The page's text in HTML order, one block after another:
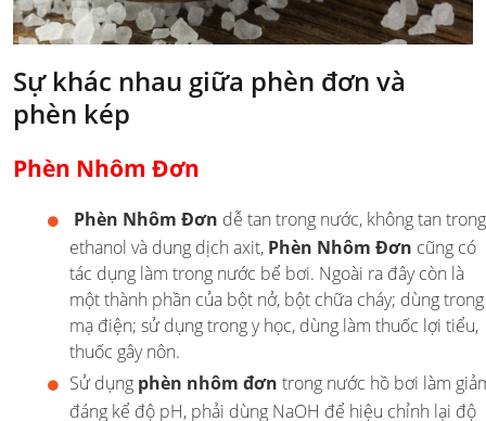
Sự khác nhau giữa phèn đơn và
phèn kép
Phèn Nhôm Đơn
Phèn Nhôm Đơn dễ tan trong nước, không tan trong
ethanol và dung dịch axit, Phèn Nhôm Đơn cũng có
tác dụng làm trong nước bể bơi. Ngoài ra đây còn là
một thành phần của bột nở, bột chữa cháy; dùng trong
mạ điện; sử dụng trong y học, dùng làm thuốc lợi tiểu,
thuốc gây nôn.
Sử dụng phèn nhôm đơn trong nước hồ bơi làm
đáng kể độ pH, phải dùng NaOH để hiệu chỉnh lại độ